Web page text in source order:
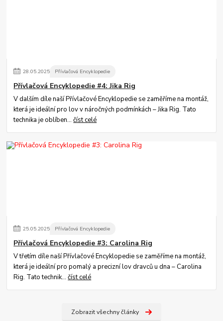
28.05.2025 Přívlačová Encyklopedie
Přívlačová Encyklopedie #4: Jika Rig
V dalším díle naší Přívlačové Encyklopedie se zaměříme na montáž,
která je ideální pro lov v náročných podmínkách – Jika Rig. Tato
technika je oblíben...číst celé
25.05.2025 Přívlačová Encyklopedie
Přívlačová Encyklopedie #3: Carolina Rig
V třetím díle naší Přívlačové Encyklopedie se zaměříme na montáž,
která je ideální pro pomalý a precizní lov dravců u dna – Carolina
Rig. Tato technik...číst celé
Zobrazit všechny články